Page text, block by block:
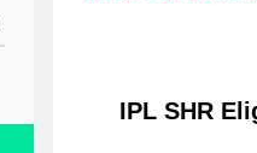
IPL SHR